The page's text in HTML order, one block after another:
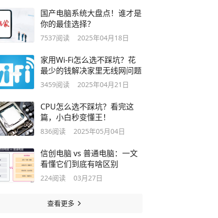
国产电脑系统大盘点！谁才是
你的最佳选择？‌
7537阅读 2025年04月18日
家用Wi-Fi怎么选不踩坑？花
最少的钱解决家里无线网问题
3459阅读 2025年04月21日
CPU怎么选不踩坑？看完这
篇，小白秒变懂王！‌
836阅读 2025年05月04日
信创电脑 vs 普通电脑：一文
看懂它们到底有啥区别
224阅读 03月27日
查看更多